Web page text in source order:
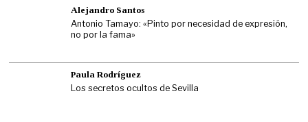
Alejandro Santos
Antonio Tamayo: «Pinto por necesidad de expresión,
no por la fama»
Paula Rodríguez
Los secretos ocultos de Sevilla